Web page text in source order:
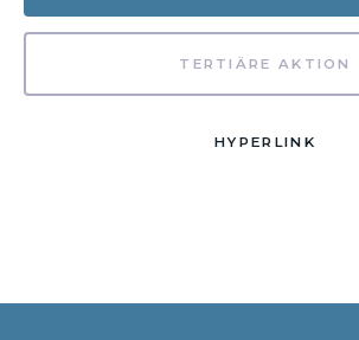
TERTIÄRE AKTION
HYPERLINK